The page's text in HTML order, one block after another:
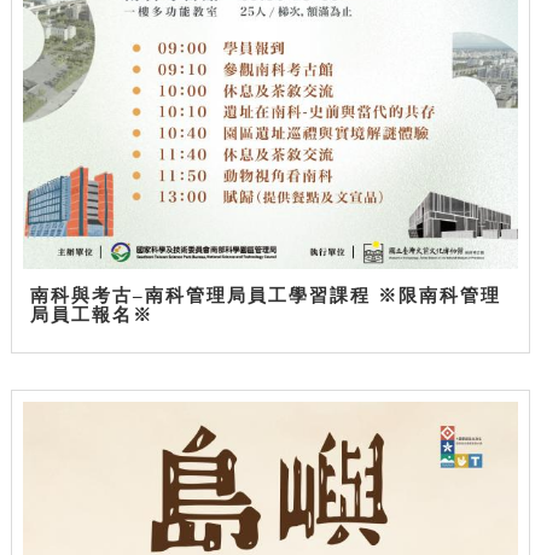
南科與考古–南科管理局員工學習課程 ※限南科管理
局員工報名※